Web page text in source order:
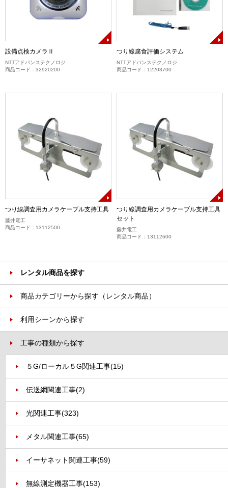
設備点検カメラⅡ
NTTアドバンステクノロジ
商品コード：32920200
つり線腐食評価システム
NTTアドバンステクノロジ
商品コード：12203700
つり線調査用カメラケーブル支持工具
藤井電工
商品コード：13112500
つり線調査用カメラケーブル支持工具
セット
藤井電工
商品コード：13112600
レンタル商品を探す
商品カテゴリーから探す（レンタル商品）
利用シーンから探す
工事の種類から探す
５G/ローカル５G関連工事(15)
伝送網関連工事(2)
光関連工事(323)
メタル関連工事(65)
イーサネット関連工事(59)
無線測定機器工事(153)